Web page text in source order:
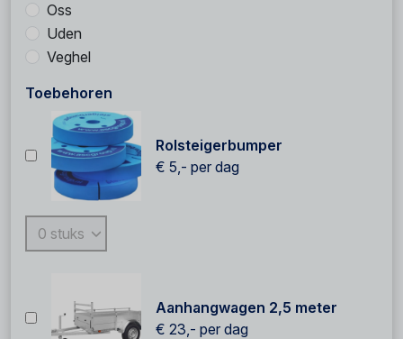
Oss
Uden
Veghel
Toebehoren
Rolsteigerbumper
€ 5,- per dag
Aanhangwagen 2,5 meter
€ 23,- per dag